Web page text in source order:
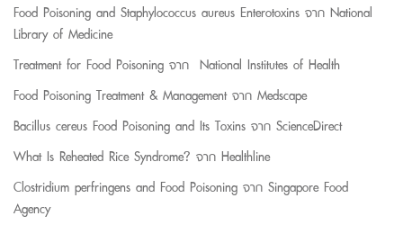
Food Poisoning and Staphylococcus aureus Enterotoxins จาก National
Library of Medicine
Treatment for Food Poisoning จาก National Institutes of Health
Food Poisoning Treatment & Management จาก Medscape
Bacillus cereus Food Poisoning and Its Toxins จาก ScienceDirect
What Is Reheated Rice Syndrome? จาก Healthline
Clostridium perfringens and Food Poisoning จาก Singapore Food
Agency